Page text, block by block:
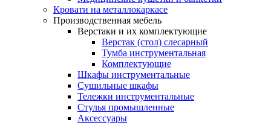
Кровати на металлокаркасе
Производственная мебель
Верстаки и их комплектующие
Верстак (стол) слесарный
Тумба инструментальная
Комплектующие
Шкафы инструментальные
Сушильные шкафы
Тележки инструментальные
Стулья промышленные
Аксессуары